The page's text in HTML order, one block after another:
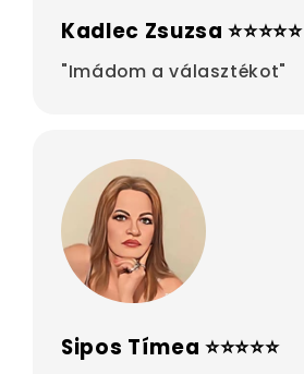
Kadlec Zsuzsa ⭐⭐⭐⭐⭐
"Imádom a választékot"
Sipos Tímea ⭐⭐⭐⭐⭐